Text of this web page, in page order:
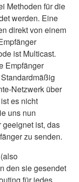
Methoden für die
werden. Eine
direkt von einem
ist Multicast.
Empfänger
Netzwerk über
es nicht
uns nun
ist, das
zu senden.
den sie gesendet